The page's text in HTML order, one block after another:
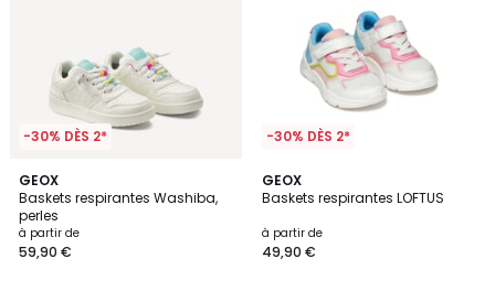
-30% DÈS 2*
GEOX
Baskets respirantes Washiba,
perles
à partir de
59,90 €
-30% DÈS 2*
GEOX
Baskets respirantes LOFTUS
à partir de
49,90 €